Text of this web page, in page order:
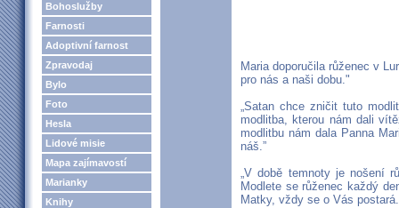
Bohoslužby
Farnosti
Adoptivní farnost
Zpravodaj
Bylo
Foto
Hesla
Lidové misie
Mapa zajímavostí
Marianky
Knihy
Maria doporučila růženec v
pro nás a naši dobu."
„Satan chce zničit tuto
modlitba, kterou nám dali
modlitbu nám dala Panna
náš.”
„V době temnoty je nošení
Modlete se růženec každý
Matky, vždy se o Vás